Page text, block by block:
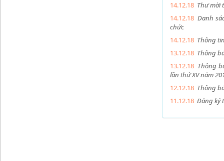
14.12.18 Thư mời
14.12.18 Danh
chức
14.12.18 Thông
13.12.18 Thông
13.12.18 Thông
lần thứ XV năm
12.12.18 Thông
11.12.18 Đăng ký